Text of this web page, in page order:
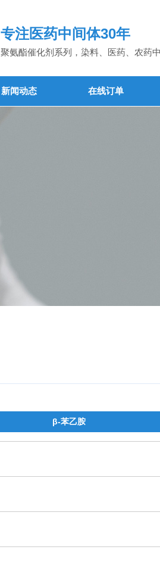
专注医药中间体30年
聚氨酯催化剂系列，染料、医药、农药
新闻动态 在线订单
β-苯乙胺